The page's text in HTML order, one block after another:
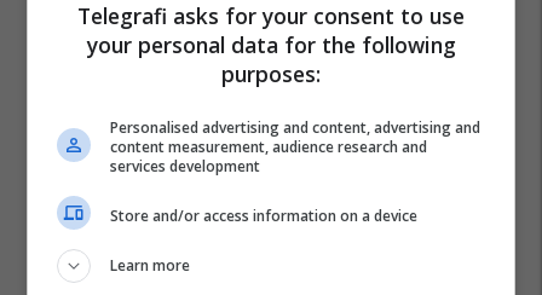
Arita Muhaxheri
Dardababy
Telegrafi asks for your consent to use
your personal data for the following
purposes:
Personalised advertising and content, advertising and
content measurement, audience research and
services development
Store and/or access information on a device
Learn more